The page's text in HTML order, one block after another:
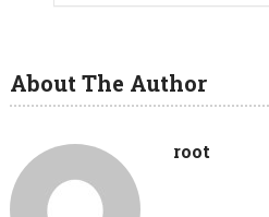
About The Author
root